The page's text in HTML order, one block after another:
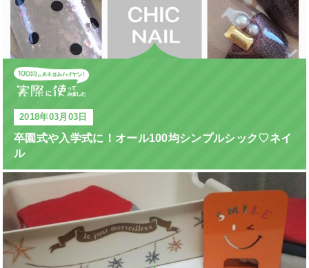
2018年03月03日
卒園式や入学式に！オール100均シンプルシック♡ネイ
ル